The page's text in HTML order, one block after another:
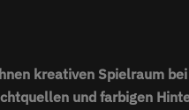
kreativen Spielraum
und farbigen